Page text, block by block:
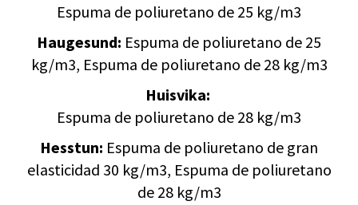
Espuma de poliuretano de 25 kg/m3
Haugesund: Espuma de poliuretano de 25
kg/m3, Espuma de poliuretano de 28 kg/m3
Huisvika:
Espuma de poliuretano de 28 kg/m3
Hesstun: Espuma de poliuretano de gran
elasticidad 30 kg/m3, Espuma de poliuretano
de 28 kg/m3